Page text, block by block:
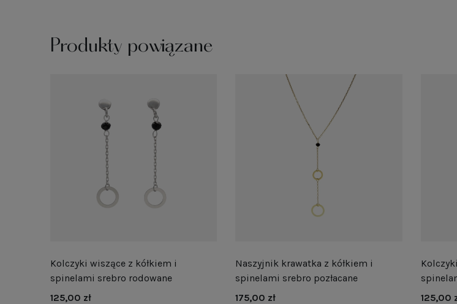
Produkty powiązane
Kolczyki wiszące z kółkiem i
spinelami srebro rodowane
125,00 zł
Naszyjnik krawatka z kółkiem i
spinelami srebro pozłacane
175,00 zł
125,00